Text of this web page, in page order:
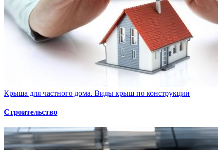
Крыша для частного дома. Виды крыш по конструкции
Строительство